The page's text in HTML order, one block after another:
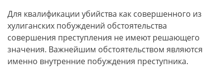
Для квалификации убийства как совершенного из
хулиганских побуждений обстоятельства
совершения преступления не имеют решающего
значения. Важнейшим обстоятельством являются
именно внутренние побуждения преступника.